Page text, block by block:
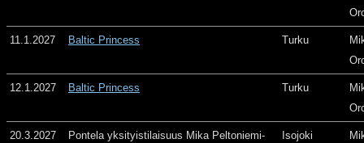
11.1.2027 Baltic Princess Turku
12.1.2027 Baltic Princess Turku
20.3.2027
Pontela yksityistilaisuus Mika Peltoniemi-
Isojoki